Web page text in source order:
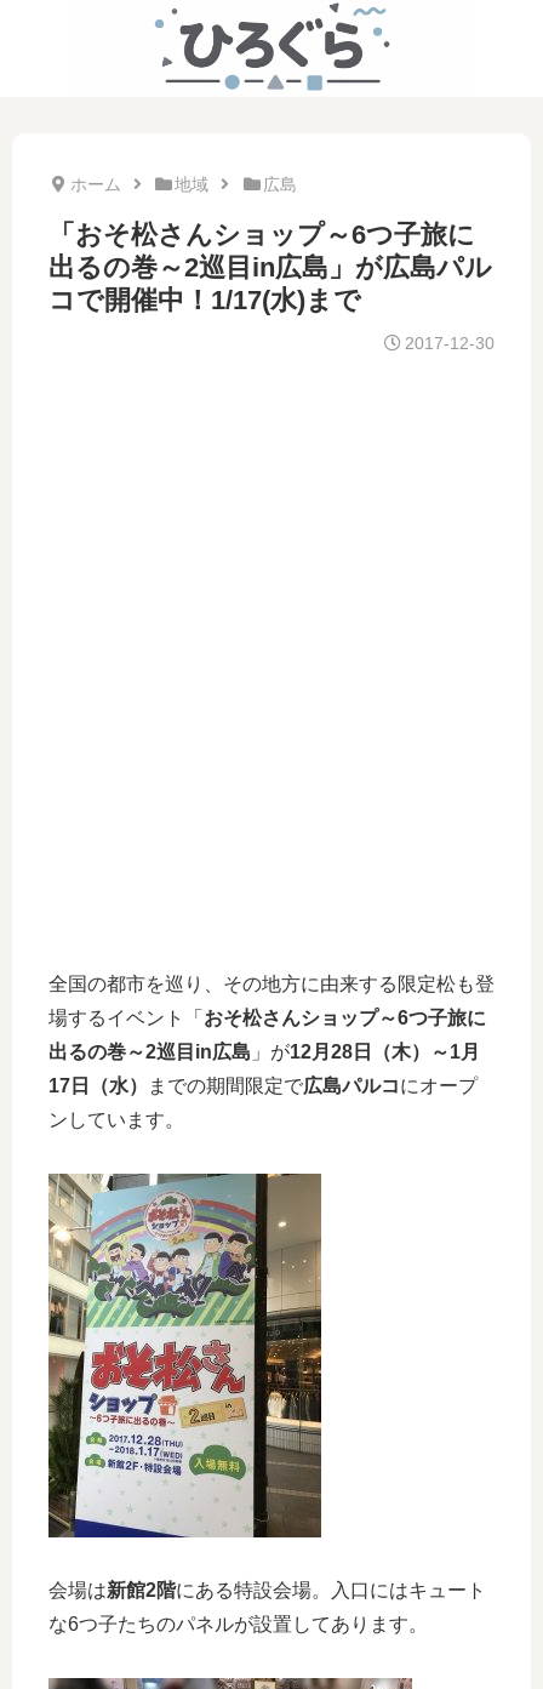
ホーム 地域 広島
「おそ松さんショップ～6つ子旅に
出るの巻～2巡目in広島」が広島パル
コで開催中！1/17(水)まで
2017-12-30
全国の都市を巡り、その地方に由来する限定松も登
場するイベント「 おそ松さんショップ～6つ子旅に
出るの巻～2巡目in広島 」が12月28日（木）～1月
17日（水）
までの期間限定で広島パルコにオープ
ンしています。
会場は新館2階にある特設会場。入口にはキュート
な6つ子たちのパネルが設置してあります。